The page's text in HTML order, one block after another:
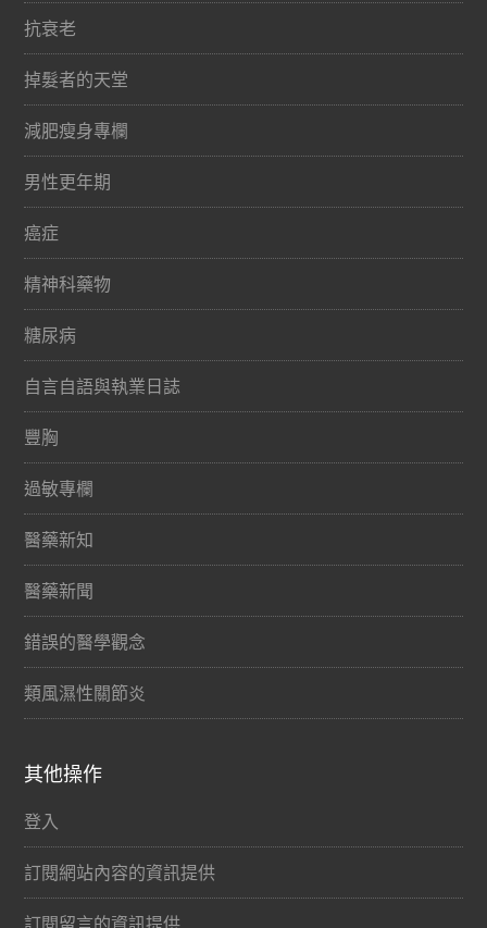
抗衰老
掉髮者的天堂
減肥瘦身專欄
男性更年期
癌症
精神科藥物
糖尿病
自言自語與執業日誌
豐胸
過敏專欄
醫藥新知
醫藥新聞
錯誤的醫學觀念
類風濕性關節炎
其他操作
登入
訂閱網站內容的資訊提供
訂閱留言的資訊提供